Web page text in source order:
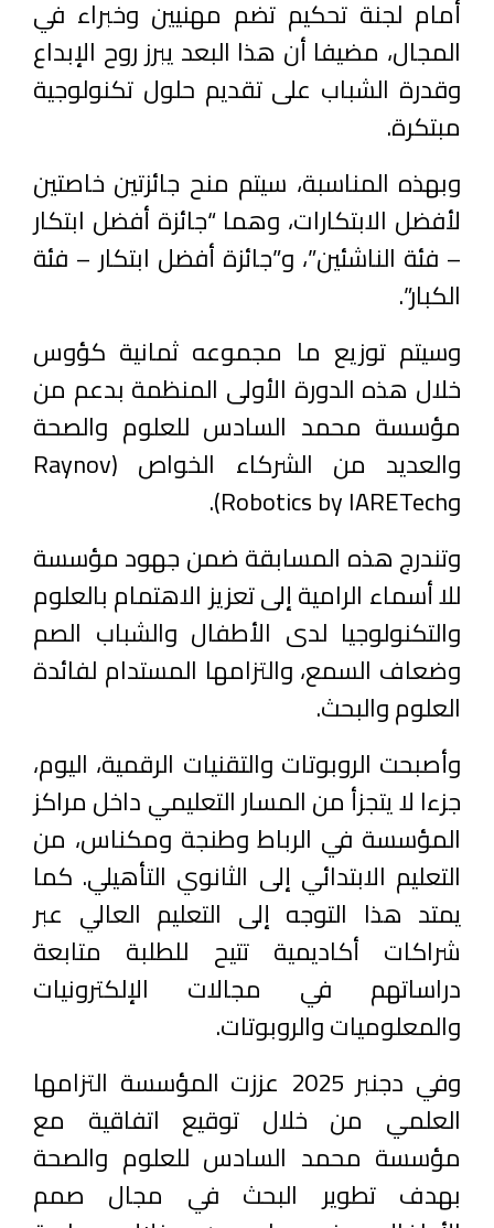
أمام لجنة تحكيم تضم مهنيين وخبراء في
المجال، مضيفا أن هذا البعد يبرز روح الإبداع
وقدرة الشباب على تقديم حلول تكنولوجية
مبتكرة.
وبهذه المناسبة، سيتم منح جائزتين خاصتين
لأفضل الابتكارات، وهما “جائزة أفضل ابتكار
– فئة الناشئين”، و”جائزة أفضل ابتكار – فئة
الكبار”.
وسيتم توزيع ما مجموعه ثمانية كؤوس
خلال هذه الدورة الأولى المنظمة بدعم من
مؤسسة محمد السادس للعلوم والصحة
والعديد من الشركاء الخواص (Raynov
وRobotics by IARETech).
وتندرج هذه المسابقة ضمن جهود مؤسسة
للا أسماء الرامية إلى تعزيز الاهتمام بالعلوم
والتكنولوجيا لدى الأطفال والشباب الصم
وضعاف السمع، والتزامها المستدام لفائدة
العلوم والبحث.
وأصبحت الروبوتات والتقنيات الرقمية، اليوم،
جزءا لا يتجزأ من المسار التعليمي داخل مراكز
المؤسسة في الرباط وطنجة ومكناس، من
التعليم الابتدائي إلى الثانوي التأهيلي. كما
يمتد هذا التوجه إلى التعليم العالي عبر
شراكات أكاديمية تتيح للطلبة متابعة
دراساتهم في مجالات الإلكترونيات
والمعلوميات والروبوتات.
وفي دجنبر 2025 عززت المؤسسة التزامها
العلمي من خلال توقيع اتفاقية مع
مؤسسة محمد السادس للعلوم والصحة
بهدف تطوير البحث في مجال صمم